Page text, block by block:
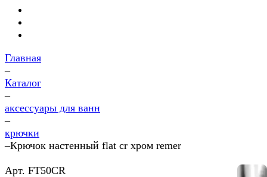
Главная
–
Каталог
–
аксессуары для ванн
–
крючки
–Крючок настенный flat cr хром remer
Арт. FT50CR